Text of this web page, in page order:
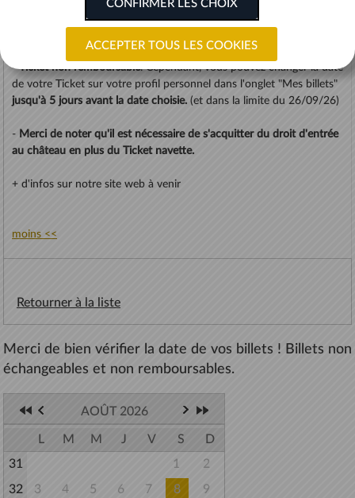
- Pas de vente de Ticket "simple aller" ou "simple retour".
-Ticket non remboursable. Cependant, vous pouvez changer la date
de votre Ticket sur votre profil personnel dans l'onglet "Mes billets"
jusqu'à 5 jours avant la date choisie. (et dans la limite du 26/09/26)
- Merci de noter qu'il est nécessaire de s'acquitter du droit d'entrée
au château en plus du Ticket navette.
+ d'infos sur notre site web à venir
moins <<
Retourner à la liste
Merci de bien vérifier la date de vos billets ! Billets non
échangeables et non remboursables.
AOÛT 2026
L M M J V S
D
31
1
2
32
3 4 5 6 7 8
9